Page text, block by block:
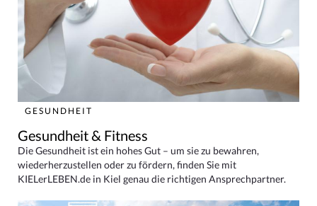
GESUNDHEIT
Gesundheit & Fitness
Die Gesundheit ist ein hohes Gut – um sie zu bewahren,
wiederherzustellen oder zu fördern, finden Sie mit
KIELerLEBEN.de in Kiel genau die richtigen Ansprechpartner.